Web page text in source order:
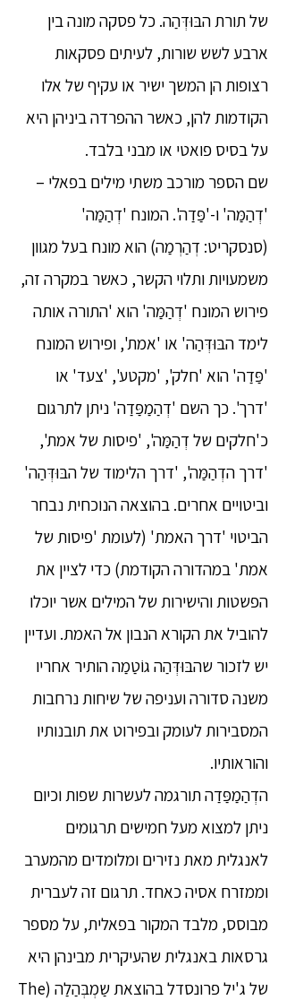
של תורת הבּוּדְּהַה. כל פסקה מונה בין
ארבע לשש שורות, לעיתים פסקאות
רצופות הן המשך ישיר או עקיף של אלו
הקודמות להן, כאשר ההפרדה ביניהן היא
על בסיס פואטי או מבני בלבד.
שם הספר מורכב משתי מילים בפאלי –
'דְהַמַּה' ו-'פַּדַה'. המונח 'דְהַמַּה'
(סנסקריט: דְהַרְמַה) הוא מונח בעל מגוון
משמעויות ותלוי הקשר, כאשר במקרה זה,
פירוש המונח 'דְהַמַּה' הוא 'התורה אותה
לימד הבּוּדְּהַה' או 'אמת', ופירוש המונח
'פַּדַה' הוא 'חלק', 'מקטע', 'צעד' או
'דרך'. כך השם 'דְהַמַפַּדַה' ניתן לתרגום
כ'חלקים של דְהַמַּה', 'פיסות של אמת',
'דרך הדְהַמַּה', 'דרך הלימוד של הבּוּדְּהַה'
וביטויים אחרים. בהוצאה הנוכחית נבחר
הביטוי 'דרך האמת' (לעומת 'פיסות של
אמת' במהדורה הקודמת) כדי לציין את
הפשטות והישירות של המילים אשר יוכלו
להוביל את הקורא הנבון אל האמת. ועדיין
יש לזכור שהבּוּדְּהַה גוֹטַמַה הותיר אחריו
משנה סדורה ועניפה של שיחות נרחבות
המסבירות לעומק ובפירוט את תובנותיו
והוראותיו.
הדְהַמַפַּדַה תורגמה לעשרות שפות וכיום
ניתן למצוא מעל חמישים תרגומים
לאנגלית מאת נזירים ומלומדים מהמערב
וממזרח אסיה כאחד. תרגום זה לעברית
מבוסס, מלבד המקור בפאלית, על מספר
גרסאות באנגלית שהעיקרית מבינהן היא
של ג'יל פרונסדל בהוצאת שַמְבְּהַלַה (The